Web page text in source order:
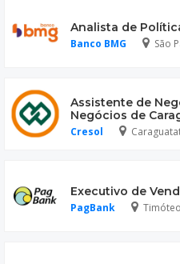
Analista de
Banco BMG São
Assistente de
Negócios de
Cresol
Executivo de
PagBank